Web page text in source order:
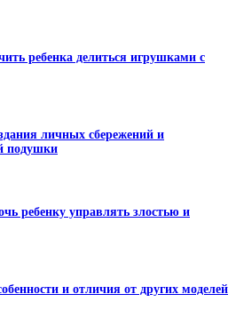
ребенка делиться игрушками с
личных сбережений и
подушки
ребенку управлять злостью и
и отличия от других моделей